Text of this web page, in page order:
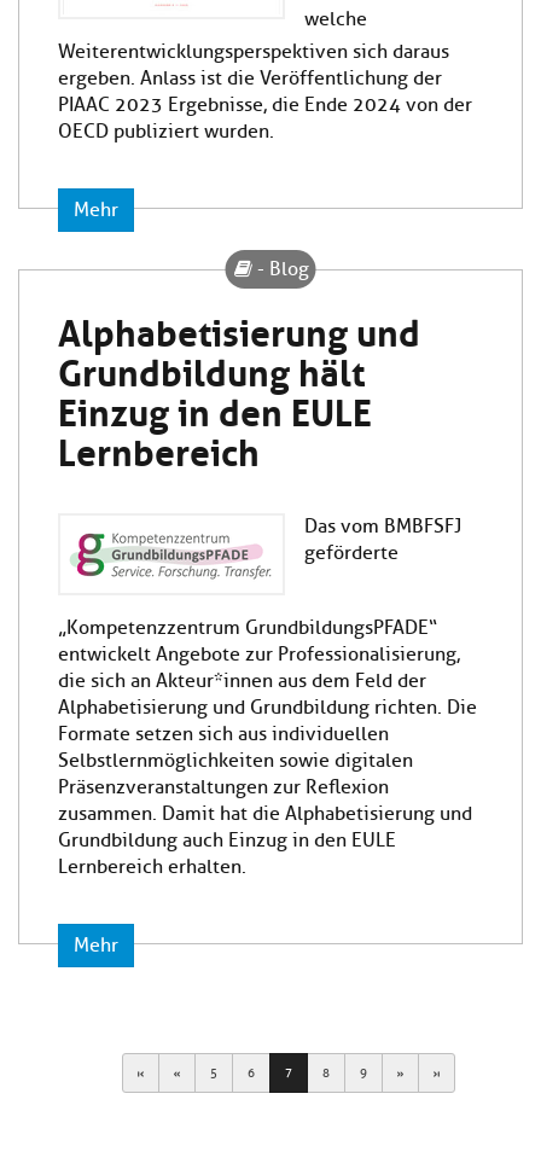
welche
Weiterentwicklungsperspektiven sich daraus
ergeben. Anlass ist die Veröffentlichung der
PIAAC 2023 Ergebnisse, die Ende 2024 von der
OECD publiziert wurden.
Mehr
Alphabetisierung und
Grundbildung hält
Einzug in den EULE
Lernbereich
- Blog
Das vom BMBFSFJ
geförderte
„Kompetenzzentrum GrundbildungsPFADE“
entwickelt Angebote zur Professionalisierung,
die sich an Akteur*innen aus dem Feld der
Alphabetisierung und Grundbildung richten. Die
Formate setzen sich aus individuellen
Selbstlernmöglichkeiten sowie digitalen
Präsenzveranstaltungen zur Reflexion
zusammen. Damit hat die Alphabetisierung und
Grundbildung auch Einzug in den EULE
Lernbereich erhalten.
Mehr
First Previous
5 6 7 8 9 Next Last